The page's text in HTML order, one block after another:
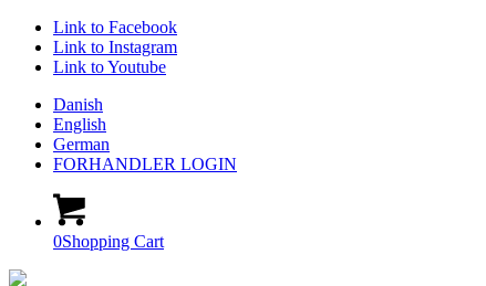
Link to Facebook
Link to Instagram
Link to Youtube
Danish
English
German
FORHANDLER LOGIN
0Shopping Cart